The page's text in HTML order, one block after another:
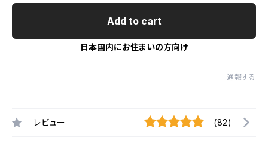
Add to cart
日本国内にお住まいの方向け
通報する
レビュー (82)